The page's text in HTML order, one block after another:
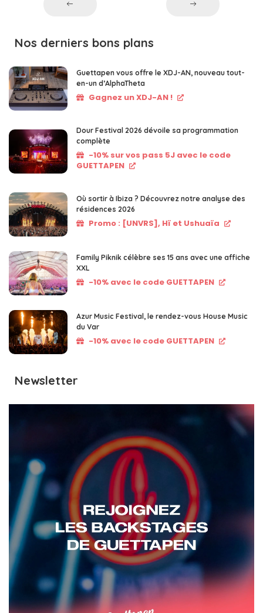
Nos derniers bons plans
Guettapen vous offre le XDJ-AN, nouveau tout-
en-un d’AlphaTheta
Gagnez un XDJ-AN !
Dour Festival 2026 dévoile sa programmation
complète
-10% sur vos pass 5J avec le code
GUETTAPEN
Où sortir à Ibiza ? Découvrez notre analyse des
résidences 2026
Promo : [UNVRS], Hï et Ushuaïa
Family Piknik célèbre ses 15 ans avec une affiche
XXL
-10% avec le code GUETTAPEN
Azur Music Festival, le rendez-vous House Music
du Var
-10% avec le code GUETTAPEN
Newsletter